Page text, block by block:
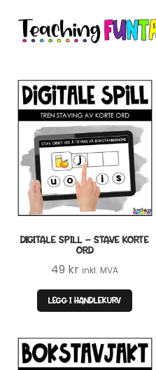
Hopp
til
Hopp
til
MIN KONTO
GRATIS
BUTIKK
LISENSER
TIPSHJØRNET
DIGITALE SPILL – STAVE KORTE
ORD
49 kr inkl. MVA
LEGG I HANDLEKURV